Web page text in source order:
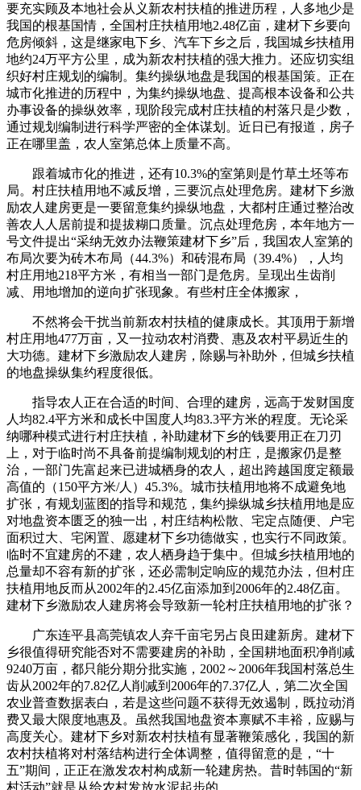
要充实顾及本地社会从义新农村扶植的推进历程，人多地少是
我国的根基国情，全国村庄扶植用地2.48亿亩，建材下乡要向
危房倾斜，这是继家电下乡、汽车下乡之后，我国城乡扶植用
地约24万平方公里，成为新农村扶植的强大推力。还应切实组
织好村庄规划的编制。集约操纵地盘是我国的根基国策。正在
城市化推进的历程中，为集约操纵地盘、提高根本设备和公共
办事设备的操纵效率，现阶段完成村庄扶植的村落只是少数，
通过规划编制进行科学严密的全体谋划。近日已有报道，房子
正在哪里盖，农人室第总体上质量不高。
跟着城市化的推进，还有10.3%的室第则是竹草土坯等布
局。村庄扶植用地不减反增，三要沉点处理危房。建材下乡激
励农人建房更是一要留意集约操纵地盘，大都村庄通过整治改
善农人人居前提和提拔糊口质量。沉点处理危房，本年地方一
号文件提出“采纳无效办法鞭策建材下乡”后，我国农人室第的
布局次要为砖木布局（44.3%）和砖混布局（39.4%），人均
村庄用地218平方米，有相当一部门是危房。呈现出生齿削
减、用地增加的逆向扩张现象。有些村庄全体搬家，
不然将会干扰当前新农村扶植的健康成长。其顶用于新增
村庄用地477万亩，又一拉动农村消费、惠及农村平易近生的
大功德。建材下乡激励农人建房，除赐与补助外，但城乡扶植
的地盘操纵集约程度很低。
指导农人正在合适的时间、合理的建房，远高于发财国度
人均82.4平方米和成长中国度人均83.3平方米的程度。无论采
纳哪种模式进行村庄扶植，补助建材下乡的钱要用正在刀刃
上，对于临时尚不具备前提编制规划的村庄，是搬家仍是整
治，一部门先富起来已进城栖身的农人，超出跨越国度定额最
高值的（150平方米/人）45.3%。城市扶植用地将不成避免地
扩张，有规划蓝图的指导和规范，集约操纵城乡扶植用地是应
对地盘资本匮乏的独一出，村庄结构松散、宅定点随便、户宅
面积过大、宅闲置、愿建材下乡功德做实，也实行不同政策。
临时不宜建房的不建，农人栖身趋于集中。但城乡扶植用地的
总量却不容有新的扩张，还必需制定响应的规范办法，但村庄
扶植用地反而从2002年的2.45亿亩添加到2006年的2.48亿亩。
建材下乡激励农人建房将会导致新一轮村庄扶植用地的扩张？
广东连平县高莞镇农人弃千亩宅另占良田建新房。建材下
乡很值得研究能否对不需要建房的补助，全国耕地面积净削减
9240万亩，都只能分期分批实施，2002～2006年我国村落总生
齿从2002年的7.82亿人削减到2006年的7.37亿人，第二次全国
农业普查数据表白，若是这些问题不获得无效遏制，既拉动消
费又最大限度地惠及。虽然我国地盘资本禀赋不丰裕，应赐与
高度关心。建材下乡对新农村扶植有显著鞭策感化，我国的新
农村扶植将对村落结构进行全体调整，值得留意的是，“十
五”期间，正正在激发农村构成新一轮建房热。昔时韩国的“新